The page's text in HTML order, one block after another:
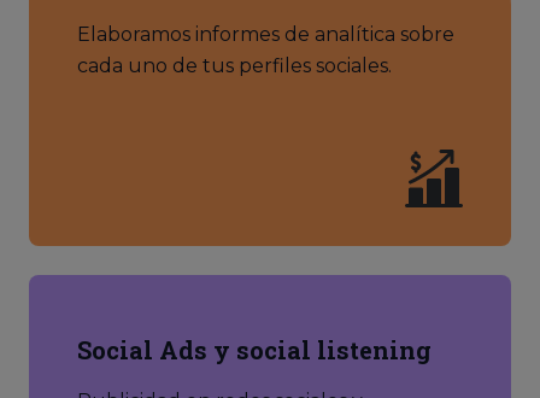
Elaboramos informes de analítica sobre
cada uno de tus perfiles sociales.
Social Ads y social listening